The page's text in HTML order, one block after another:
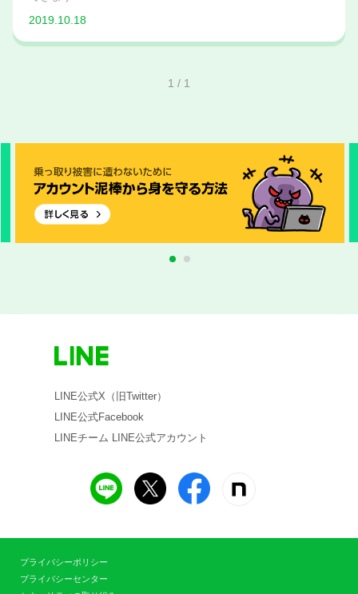
2019.10.18
1 / 1
1 2
LINE公式X（旧Twitter）
LINE公式Facebook
LINEチーム LINE公式アカウント
プライバシーポリシー
プライバシーセンター